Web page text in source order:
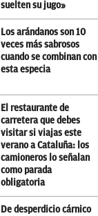
suelten su jugo»
Los arándanos son 10
veces más sabrosos
cuando se combinan con
esta especia
El restaurante de
carretera que debes
visitar si viajas este
verano a Cataluña: los
camioneros lo señalan
como parada
obligatoria
De desperdicio cárnico